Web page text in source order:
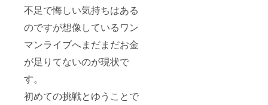
不足で悔しい気持ちはある
のですが想像しているワン
マンライブへまだまだお金
が足りてないのが現状で
す。
初めての挑戦とゆうことで